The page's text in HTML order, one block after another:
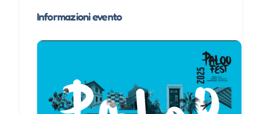
Informazioni evento